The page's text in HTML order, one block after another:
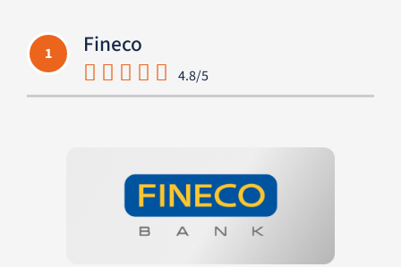
1 Fineco
4.8/5